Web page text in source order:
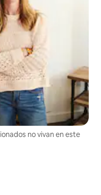
no vivan en este